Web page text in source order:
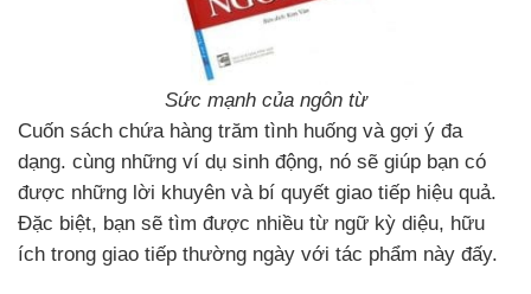
Sức mạnh của ngôn từ
Cuốn sách chứa hàng trăm tình huống và gợi ý đa
dạng. cùng những ví dụ sinh động, nó sẽ giúp bạn có
được những lời khuyên và bí quyết giao tiếp hiệu quả.
Đặc biệt, bạn sẽ tìm được nhiều từ ngữ kỳ diệu, hữu
ích trong giao tiếp thường ngày với tác phẩm này đấy.